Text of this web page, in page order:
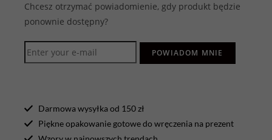
Chcesz otrzymać powiadomienie, gdy produkt będzie
ponownie dostępny?
POWIADOM MNIE
Darmowa wysyłka od 150 zł
Piękne opakowanie gotowe do wręczenia na prezent